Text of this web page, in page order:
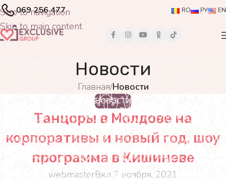
Skip to navigation
Skip to main content
069 256 477 RO РУ EN
Новости
Главная/Новости
НОВОСТИ
Танцоры в Молдове на
корпоративы и новый год, шоу
программа в Кишиневе
webmasterВкл 7 ноября, 2021